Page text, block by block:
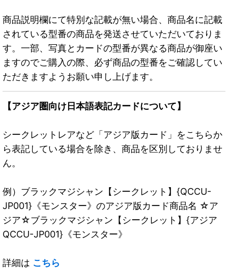
商品説明欄にて特別な記載が無い場合、商品名に記載
されている型番の商品を発送させていただいておりま
す。一部、写真とカードの型番が異なる商品が御座い
ますのでご購入の際、必ず商品の型番をご確認してい
ただきますようお願い申し上げます。
【アジア圏向け日本語表記カードについて】
シークレットレアなど「アジア版カード」をこちらか
ら表記している場合を除き、商品を区別しておりませ
ん。
例）ブラックマジシャン【シークレット】{QCCU-
JP001}《モンスター》のアジア版カード商品名 ☆ア
ジア☆ブラックマジシャン【シークレット】{アジア
QCCU-JP001}《モンスター》
詳細は こちら